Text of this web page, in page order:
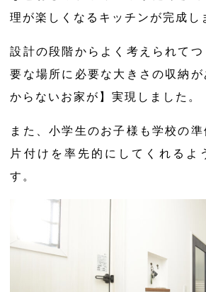
理が楽しくなるキッチンが完成し
設計の段階からよく考えられて
要な場所に必要な大きさの収納
からないお家が】実現しました。
また、小学生のお子様も学校の
片付けを率先的にしてくれるよ
す。